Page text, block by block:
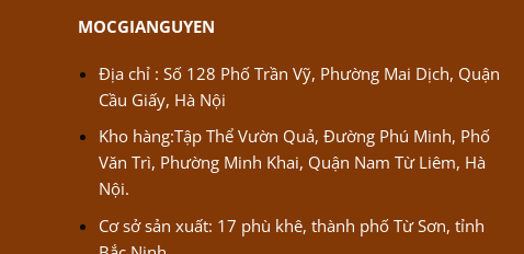
MOCGIANGUYEN
Địa chỉ : Số 128 Phố Trần Vỹ, Phường Mai Dịch, Quận
Cầu Giấy, Hà Nội
Kho hàng:Tập Thể Vườn Quả, Đường Phú Minh, Phố
Văn Trì, Phường Minh Khai, Quận Nam Từ Liêm, Hà
Nội.
Cơ sở sản xuất: 17 phù khê, thành phố Từ Sơn, tỉnh